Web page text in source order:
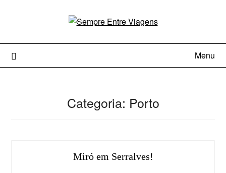
Menu
Categoria: Porto
Miró em Serralves!